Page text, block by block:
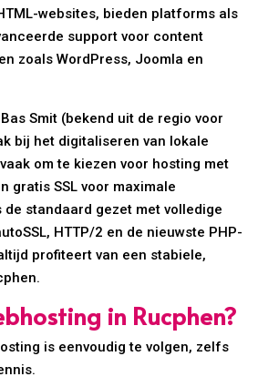
websites, bieden platforms als
support voor content
zoals WordPress, Joomla en
Smit (bekend uit de regio voor
bij het digitaliseren van lokale
om te kiezen voor hosting met
gratis SSL voor maximale
de standaard gezet met volledige
HTTP/2 en de nieuwste PHP-
profiteert van een stabiele,
in Rucphen?
is eenvoudig te volgen, zelfs